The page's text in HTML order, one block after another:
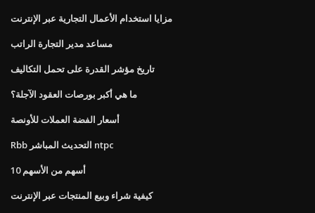
مزايا استخدام الأعمال التجارية عبر الإنترنت
مساعد مدير التجارة الراتب
تاريخ مؤشر القدرة على تحمل التكاليف
ما هي أكبر بورصات العقود الآجلة؟
أسعار الفضة العملات للأونصة
Rbb التحديث المباشر ntpc
10 أسهم من الأسهم
كيفية شراء وبيع المنتجات عبر الإنترنت